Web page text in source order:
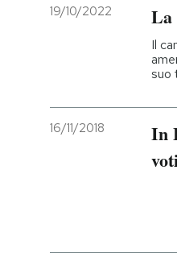
19/10/2022 La
Il
suo
16/11/2018
In